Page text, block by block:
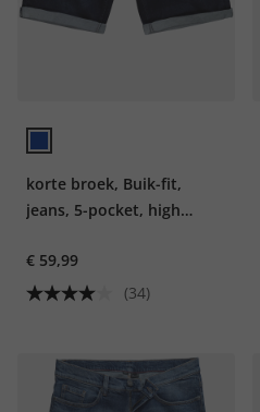
korte broek, Buik-fit,
jeans, 5-pocket, high
€ 59,99
(34)